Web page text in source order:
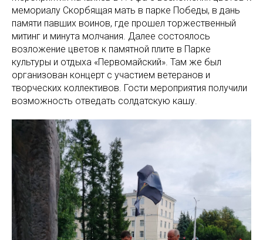
мемориалу Скорбящая мать в парке Победы, в дань
памяти павших воинов, где прошел торжественный
митинг и минута молчания. Далее состоялось
возложение цветов к памятной плите в Парке
культуры и отдыха «Первомайский». Там же был
организован концерт с участием ветеранов и
творческих коллективов. Гости мероприятия получили
возможность отведать солдатскую кашу.